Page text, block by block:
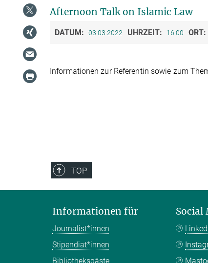
Afternoon Talk on Islamic Law
DATUM: 03.03.2022 UHRZEIT: 16:00 ORT:
Informationen zur Referentin sowie zum
TOP
Informationen für
Journalist*innen
Stipendiat*innen
Bibliotheksgäste
Social